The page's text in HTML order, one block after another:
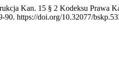
Kan. 15 § 2 Kodeksu Prawa
90. https://doi.org/10.32077/